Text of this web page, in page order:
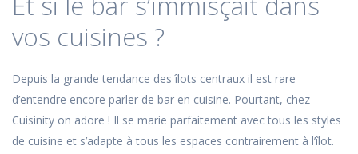
vos cuisines ?
Depuis la grande tendance des îlots centraux il est rare
d’entendre encore parler de bar en cuisine. Pourtant, chez
Cuisinity on adore ! Il se marie parfaitement avec tous les styles
de cuisine et s’adapte à tous les espaces contrairement à l’îlot.